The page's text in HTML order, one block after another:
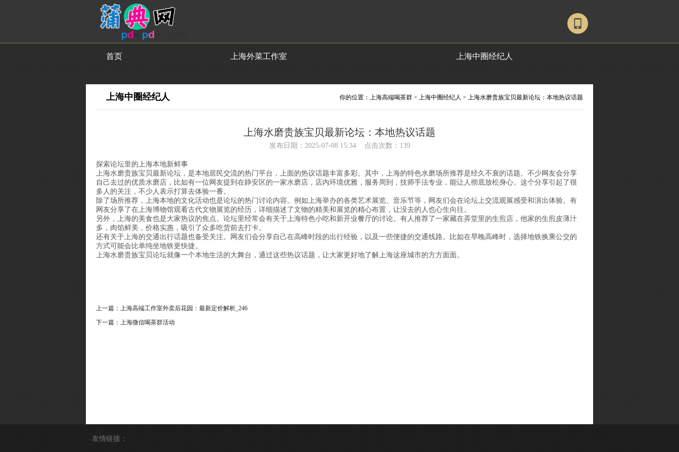
首页 上海外菜工作室 上海中圈经纪人
上海中圈经纪人 你的位置： 上海高端喝茶群 > 上海中圈经纪人 > 上海水磨贵族宝贝最新论坛：本地热议话题
上海水磨贵族宝贝最新论坛：本地热议话题
发布日期：2025-07-08 15:34 点击次数：139
探索论坛里的上海本地新鲜事
上海水磨贵族宝贝最新论坛，是本地居民交流的热门平台，上面的热议话题丰富多彩。其中，上海的特色水磨场所推荐是经久不衰的话题。不少网友会分享
自己去过的优质水磨店，比如有一位网友提到在静安区的一家水磨店，店内环境优雅，服务周到，技师手法专业，能让人彻底放松身心。这个分享引起了很
多人的关注，不少人表示打算去体验一番。
除了场所推荐，上海本地的文化活动也是论坛的热门讨论内容。例如上海举办的各类艺术展览、音乐节等，网友们会在论坛上交流观展感受和演出体验。有
网友分享了在上海博物馆观看古代文物展览的经历，详细描述了文物的精美和展览的精心布置，让没去的人也心生向往。
另外，上海的美食也是大家热议的焦点。论坛里经常会有关于上海特色小吃和新开业餐厅的讨论。有人推荐了一家藏在弄堂里的生煎店，他家的生煎皮薄汁
多，肉馅鲜美，价格实惠，吸引了众多吃货前去打卡。
还有关于上海的交通出行话题也备受关注。网友们会分享自己在高峰时段的出行经验，以及一些便捷的交通线路。比如在早晚高峰时，选择地铁换乘公交的
方式可能会比单纯坐地铁更快捷。
上海水磨贵族宝贝论坛就像一个本地生活的大舞台，通过这些热议话题，让大家更好地了解上海这座城市的方方面面。
上一篇： 上海高端工作室外卖后花园：最新定价解析_246
下一篇： 上海微信喝茶群活动
友情链接：